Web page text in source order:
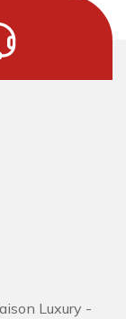
Luxury -